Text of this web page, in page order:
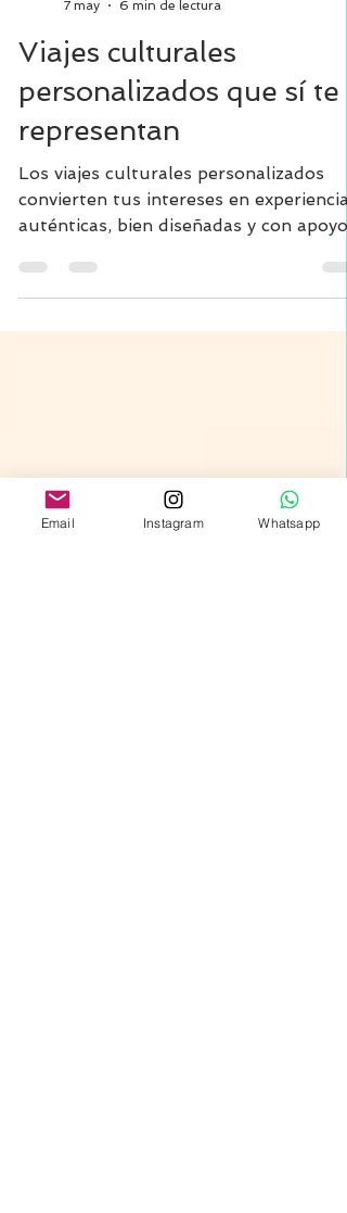
Pablo Granell
6 min de lectura
Viajes culturales
personalizados que sí te
representan
convierten tus intereses en experiencias
auténticas, bien diseñadas y con apoyo
experto antes y durante el viaje.
Email Instagram Whatsapp